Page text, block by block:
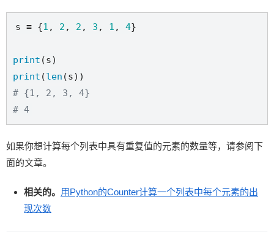
s = {1 , 2 , 2 , 3 , 1 , 4}
print
print (len
# {1, 2, 3, 4}
# 4
如果你想计算每个列表中具有重复值的元素的数量等，请参阅下
面的文章。
相关的。 用Python的Counter计算一个列表中每个元素的出
现次数